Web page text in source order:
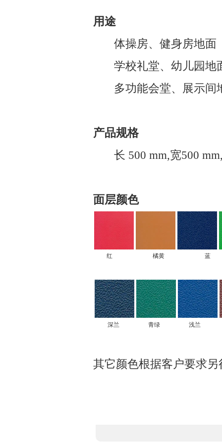
用途
体操房、健身房地面
学校礼堂、幼儿园地
多功能会堂、展示间
产品规格
长 500 mm,宽500
面层颜色
红 橘黄 蓝
深兰 青绿 浅兰
其它颜色根据客户要求另